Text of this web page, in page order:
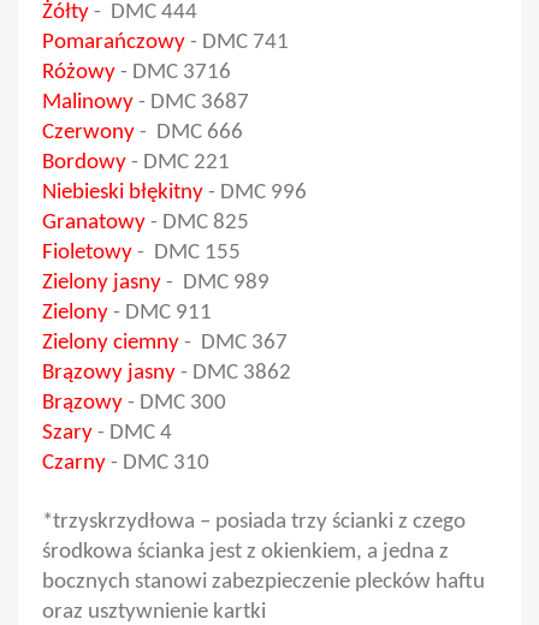
Żółty - DMC 444
Pomarańczowy - DMC 741
Różowy - DMC 3716
Malinowy - DMC 3687
Czerwony - DMC 666
Bordowy - DMC 221
Niebieski błękitny - DMC 996
Granatowy - DMC 825
Fioletowy - DMC 155
Zielony jasny - DMC 989
Zielony - DMC 911
Zielony ciemny - DMC 367
Brązowy jasny - DMC 3862
Brązowy - DMC 300
Szary - DMC 4
Czarny - DMC 310
*trzyskrzydłowa – posiada trzy ścianki z czego
środkowa ścianka jest z okienkiem, a jedna z
bocznych stanowi zabezpieczenie plecków haftu
oraz usztywnienie kartki